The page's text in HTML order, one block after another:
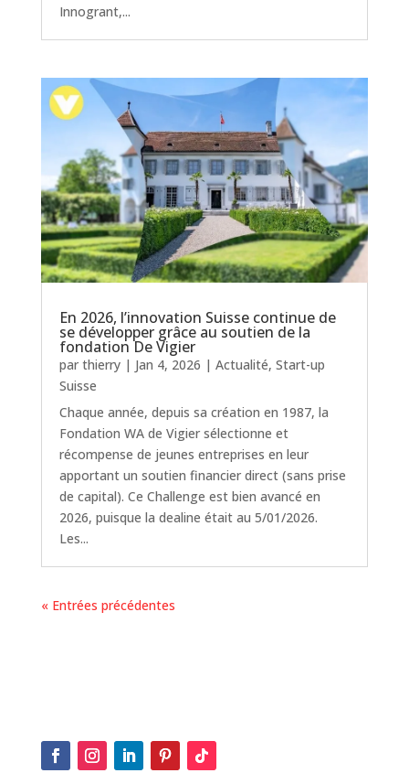
Innogrant,...
En 2026, l’innovation Suisse continue de
se développer grâce au soutien de la
fondation De Vigier
par thierry| Jan 4, 2026 | Actualité, Start-up
Suisse
Chaque année, depuis sa création en 1987, la
Fondation WA de Vigier sélectionne et
récompense de jeunes entreprises en leur
apportant un soutien financier direct (sans prise
de capital). Ce Challenge est bien avancé en
2026, puisque la dealine était au 5/01/2026.
Les...
« Entrées précédentes